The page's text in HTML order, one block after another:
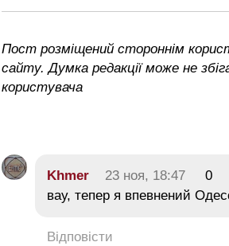
Пост розміщений стороннім
сайту. Думка редакції може не
користувача
Khmer 23 ноя, 18:47
0
вау, тепер я впевнений
Відповісти